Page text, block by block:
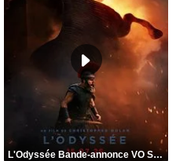
L'Odyssée Bande-annonce VO STFR